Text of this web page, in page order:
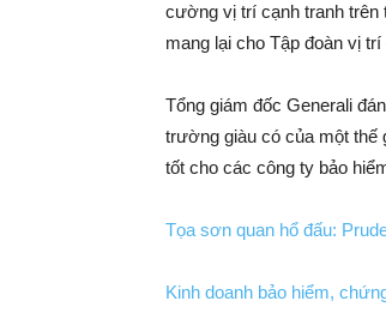
cường vị trí cạnh tranh
mang lại cho Tập đoàn vị
Tổng giám đốc Generali
trường giàu có của một thế
tốt cho các công ty bảo
Tọa sơn quan hổ đấu:
Kinh doanh bảo hiểm,